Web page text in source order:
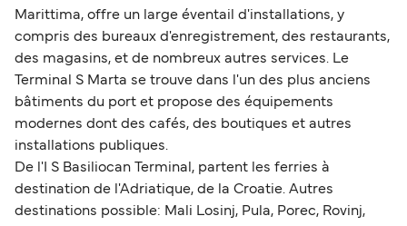
Marittima, offre un large éventail d'installations, y
compris des bureaux d'enregistrement, des restaurants,
des magasins, et de nombreux autres services. Le
Terminal S Marta se trouve dans l'un des plus anciens
bâtiments du port et propose des équipements
modernes dont des cafés, des boutiques et autres
installations publiques.
De l'I S Basiliocan Terminal, partent les ferries à
destination de l'Adriatique, de la Croatie. Autres
destinations possible: Mali Losinj, Pula, Porec, Rovinj,